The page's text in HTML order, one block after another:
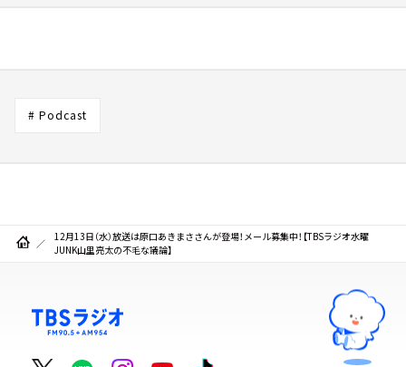
# Podcast
12月13日（水）放送は原口あきまささんが登場！メール募集中！【TBSラジオ水曜
JUNK山里亮太の不毛な議論】